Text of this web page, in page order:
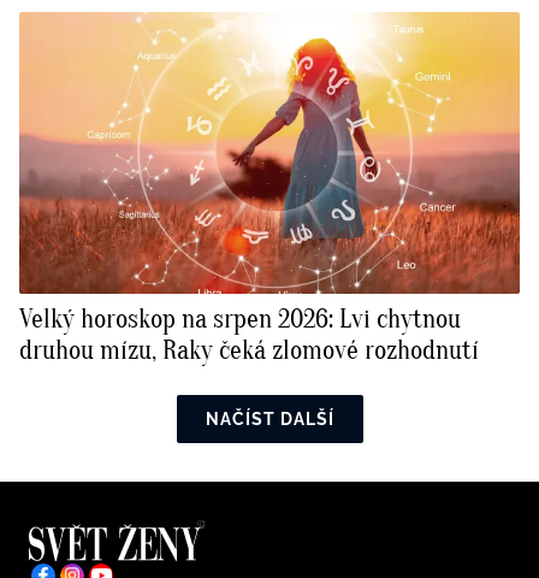
Velký horoskop na srpen 2026: Lvi chytnou
druhou mízu, Raky čeká zlomové rozhodnutí
NAČÍST DALŠÍ